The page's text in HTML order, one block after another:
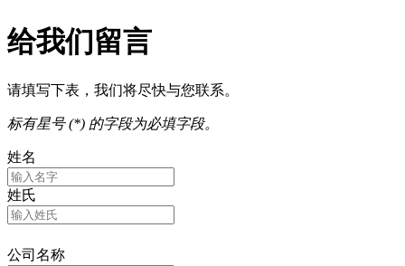
给我们留言
请填写下表，我们将尽快与您联系。
标有星号 (*) 的字段为必填字段。
姓名
姓氏
公司名称